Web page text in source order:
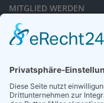
MITGLIED WERDEN
Sieben gute Gründe
für Ihre Mitgliedschaft